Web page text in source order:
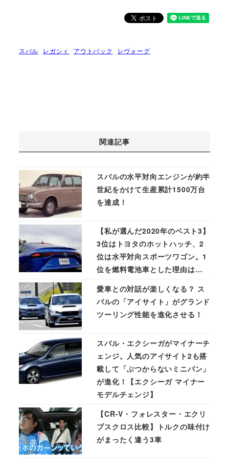
スバル レガシィ アウトバック レヴォーグ
関連記事
スバルの水平対向エンジンが約半
世紀をかけて生産累計1500万台
を達成！
【私が選んだ2020年のベスト3】
3位はトヨタのホットハッチ、2
位は水平対向スポーツワゴン。1
位を燃料電池車とした理由は…
愛車との対話が楽しくなる？ ス
バルの「アイサイト」がグランド
ツーリング性能を進化させる！
スバル・エクシーガがマイナーチ
ェンジ。人気のアイサイト2も搭
載して「ぶつからないミニバン」
が進化！【エクシーガ マイナー
モデルチェンジ】
【CR-V・フォレスター・エクリ
プスクロス比較】トルクの味付け
がまったく違う3車